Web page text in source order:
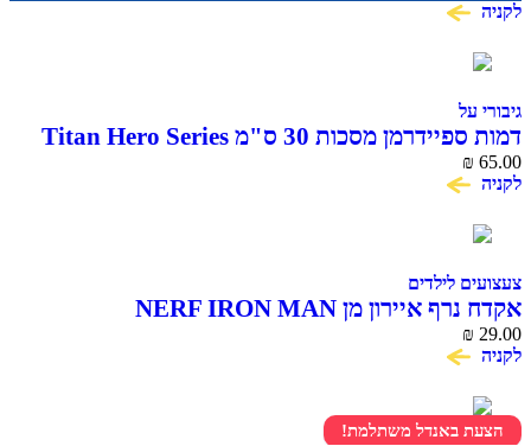
לקניה
גיבורי על
דמות ספיידרמן מסכות 30 ס"מ Titan Hero Series
₪ 65.00
לקניה
צעצועים לילדים
אקדח נרף איירון מן NERF IRON MAN
₪ 29.00
לקניה
הצעת באנדל משתלמת!